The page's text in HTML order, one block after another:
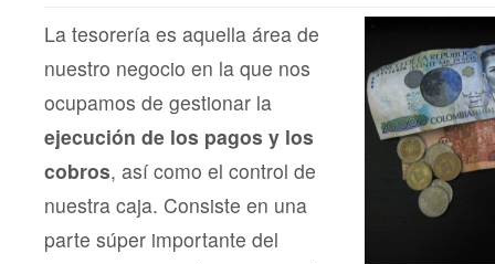
La tesorería es aquella área de
nuestro negocio en la que nos
ocupamos de gestionar la
ejecución de los pagos y los
cobros, así como el control de
nuestra caja. Consiste en una
parte súper importante del